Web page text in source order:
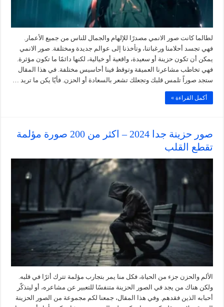
لطالما كانت صور الانمي مصدرًا للإلهام والجمال للناس من جميع الأعمار.
فهي تجسد أحلامنا ورغباتنا، وتأخذنا إلى عوالم جديدة ومختلفة. صور الانمي
يمكن أن تكون حزينة أو سعيدة، واقعية أو خيالية، لكنها دائمًا ما تكون مؤثرة.
فهي تخاطب مشاعرنا العميقة وتوقظ فينا أحاسيس مختلفة. في هذا المقال
ستجد صوراً تلمس قلبك وتجعلك تشعر بالسعادة أو الحزن. فأيّا يكن ما تريد …
أكمل القراءة »
صور حزينة جدا 2024 – اكثر من 200 صورة مؤلمة
تقطع القلب
الألم والحزن جزء من الحياة، فكل منا يمر بتجارب مؤلمة تترك أثرًا في قلبه.
ولكن هناك من يجد في الصور الحزينة متنفسًا للتعبير عن مشاعره، أو ليتذكّر
أحبابه الذين فقدهم. وفي هذا المقال، جمعنا لكم مجموعة من الصور الحزينة